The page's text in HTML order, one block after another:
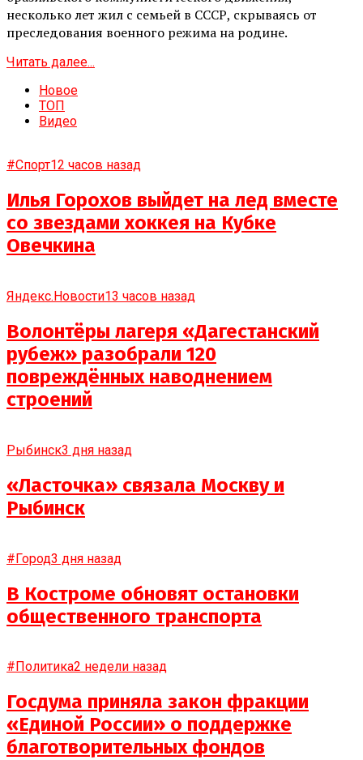
несколько лет жил с семьей в СССР, скрываясь от
преследования военного режима на родине.
Читать далее...
Новое
ТОП
Видео
#Спорт12 часов назад
Илья Горохов выйдет на лед вместе
со звездами хоккея на Кубке
Овечкина
Яндекс.Новости13 часов назад
Волонтёры лагеря «Дагестанский
рубеж» разобрали 120
повреждённых наводнением
строений
Рыбинск3 дня назад
«Ласточка» связала Москву и
Рыбинск
#Город3 дня назад
В Костроме обновят остановки
общественного транспорта
#Политика2 недели назад
Госдума приняла закон фракции
«Единой России» о поддержке
благотворительных фондов